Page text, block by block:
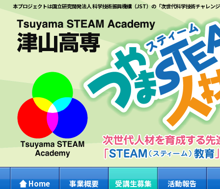
本プロジェクトは国立研究開発法人 科学技術振興機構（JST）の「次世代科学技術チャレン
Home 事業概要 受講生募集 活動報告